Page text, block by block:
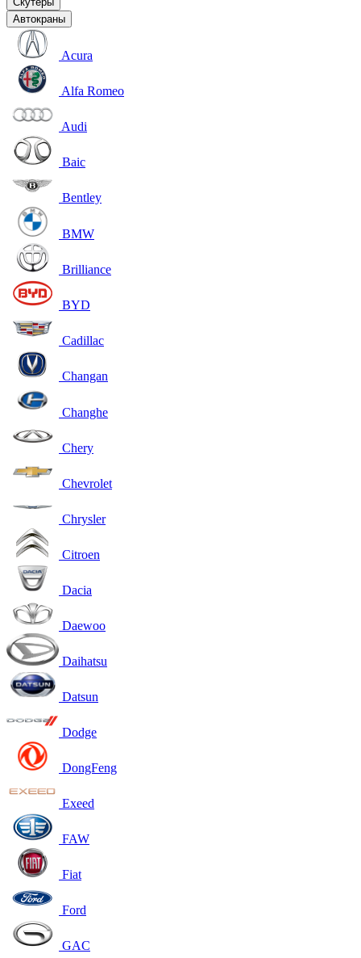
Автокраны
Acura
Alfa Romeo
Audi
Baic
Bentley
BMW
Brilliance
BYD
Cadillac
Changan
Changhe
Chery
Chevrolet
Chrysler
Citroen
Dacia
Daewoo
Daihatsu
Datsun
Dodge
DongFeng
Exeed
FAW
Fiat
Ford
GAC